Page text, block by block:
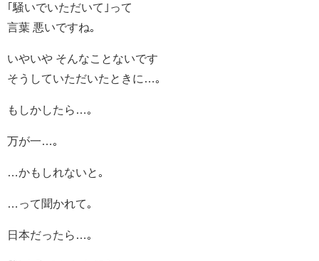
｢騒いでいただいて｣って
言葉 悪いですね｡
いやいや そんなことないです
そうしていただいたときに…｡
もしかしたら…｡
万が一…｡
…かもしれないと｡
…って聞かれて｡
日本だったら…｡